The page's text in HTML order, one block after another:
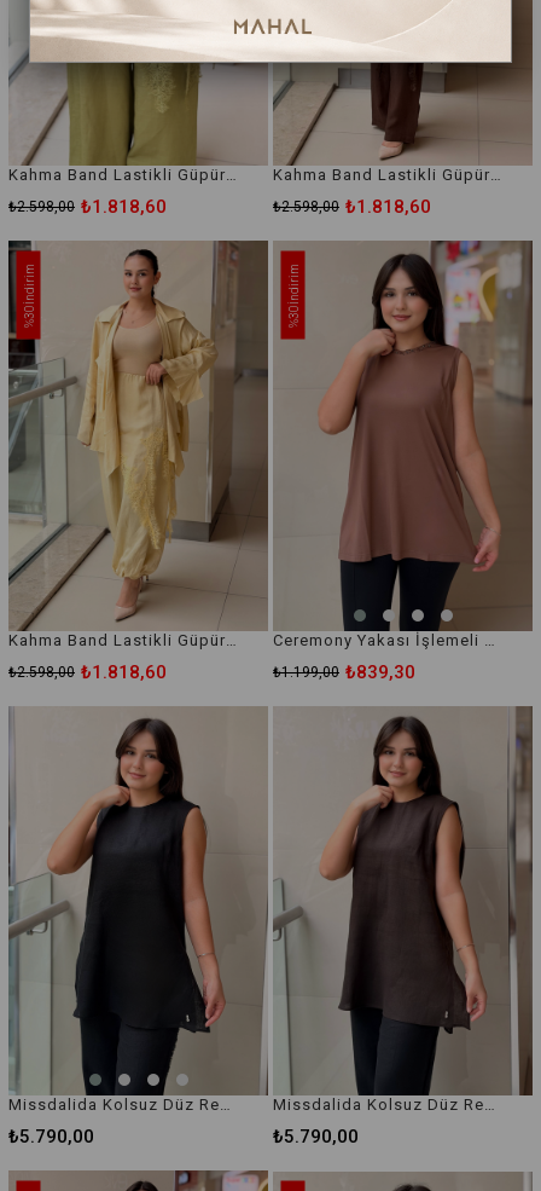
Kahma Band Lastikli Güpürlü Kombin Tamamlayıcı İçlik
₺1.818,60
₺2.598,00
Kahma Band Lastikli Güpürlü Kombin Tamamlayıcı İçlik
₺1.818,60
₺2.598,00
₺1.818,60
₺2.598,00
%30
İndirim
₺839,30
₺1.199,00
%30
İndirim
Missdalida Kolsuz Düz Renk Keten İçlik Tunik
₺5.790,00
Missdalida Kolsuz Düz Renk Keten İçlik Tunik
₺5.790,00